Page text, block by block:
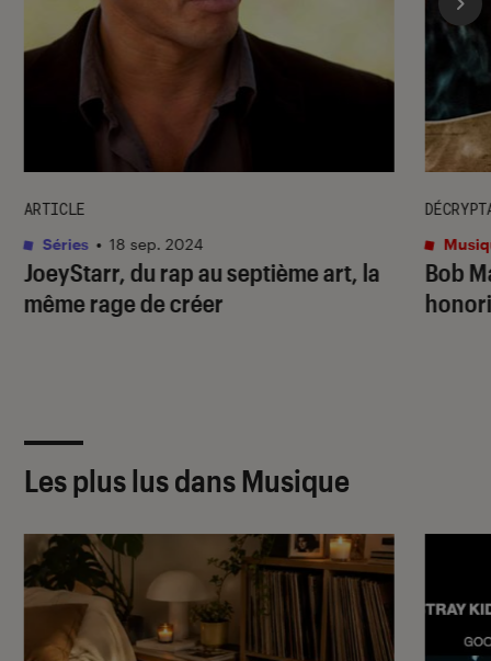
JoeyStarr, du rap au septième art, la
même rage de créer
ARTICLE
Séries • 18 sep. 2024
Bob
Les plus lus dans Musique